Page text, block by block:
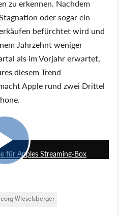
zu erkennen. Nachdem
oder sogar ein
befürchtet wird und
Jahrzehnt weniger
als im Vorjahr erwartet,
diesem Trend
Apple rund zwei Drittel
für Apples Streaming-Box
Wieselsberger